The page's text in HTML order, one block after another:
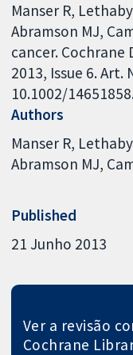
Manser R,
Abramson MJ,
cancer. Cochrane
2013, Issue 6. Art.
10.1002/
Authors
Manser R
Abramson MJ
Published
21 Junho 2013
Ver a revisão
Cochrane